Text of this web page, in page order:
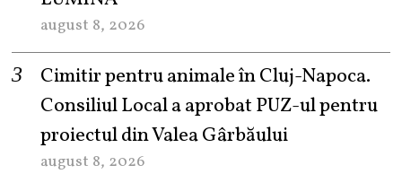
august 8, 2026
Cimitir pentru animale în Cluj-Napoca.
Consiliul Local a aprobat PUZ-ul pentru
proiectul din Valea Gârbăului
august 8, 2026